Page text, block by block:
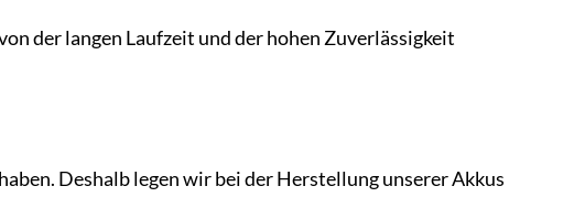
der langen Laufzeit und der hohen Zuverlässigkeit
Deshalb legen wir bei der Herstellung unserer Akkus